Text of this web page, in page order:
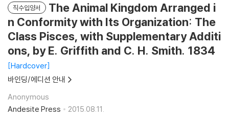
직수입양서
The Animal Kingdom Arranged i
n Conformity with Its Organization: The
Class Pisces, with Supplementary Additi
ons, by E. Griffith and C. H. Smith. 1834
Hardcover
바인딩/에디션 안내
Anonymous
Andesite Press
2015.08.11.